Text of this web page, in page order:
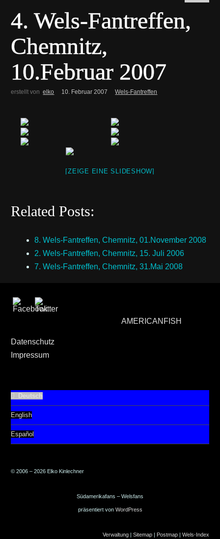
4. Wels-Fantreffen,
Chemnitz,
10.Februar 2007
erstellt von elko 10. Februar 2007 Wels-Fantreffen
[ZEIGE EINE SLIDESHOW]
Related Posts:
8. Wels-Fantreffen, Chemnitz, 01.November 2008
2. Wels-Fantreffen, Chemnitz, 15. Juli 2006
7. Wels-Fantreffen, Chemnitz, 31.Mai 2008
AMERICANFISH
Datenschutz
Impressum
Deutsch
English
Español
© 2006 – 2026 Elko Kinlechner
Südamerikafans – Welsfans
präsentiert von WordPress
Verwaltung| Sitemap| Postmap| Wels-Index